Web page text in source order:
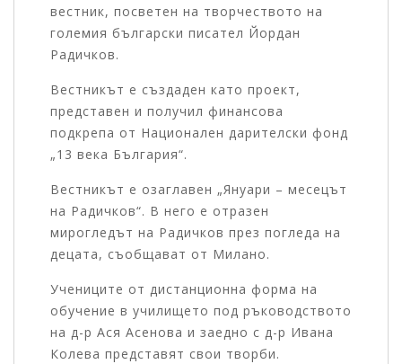
вестник, посветен на творчеството на
големия български писател Йордан
Радичков.
Вестникът е създаден като проект,
представен и получил финансова
подкрепа от Национален дарителски фонд
„13 века България“.
Вестникът е озаглавен „Януари – месецът
на Радичков“. В него е отразен
мирогледът на Радичков през погледа на
децата, съобщават от Милано.
Учениците от дистанционна форма на
обучение в училището под ръководството
на д-р Ася Асенова и заедно с д-р Ивана
Колева представят свои творби.